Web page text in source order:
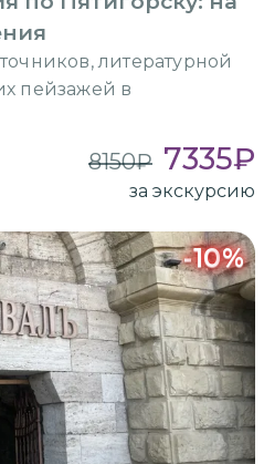
литературной
пейзажей в
8150₽ 7335₽
за экскурсию
-10%